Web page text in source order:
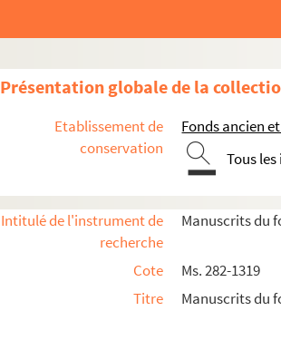
Présentation globale de la
Etablissement de
conservation
Fonds ancien
Tous
Intitulé de l'instrument de
recherche
Manuscrits du
Cote
Ms. 282-1319
Titre
Manuscrits du
Ms. 813. Cahier d'écolier d'histoire de France
Ms. 814. Histoire naturelle médicale : Antoine
Fonds François-Thomas-Marie-de-
Fonds Félix-Bourquelot, suite
Fonds René-Debuisson
Fonds Charles-Jean-Duduit-de-Maizières
Charles Jean Duduit de Maizières. Œuvres
Recensions de livres d'autres auteurs
Choix de vérités importantes pour